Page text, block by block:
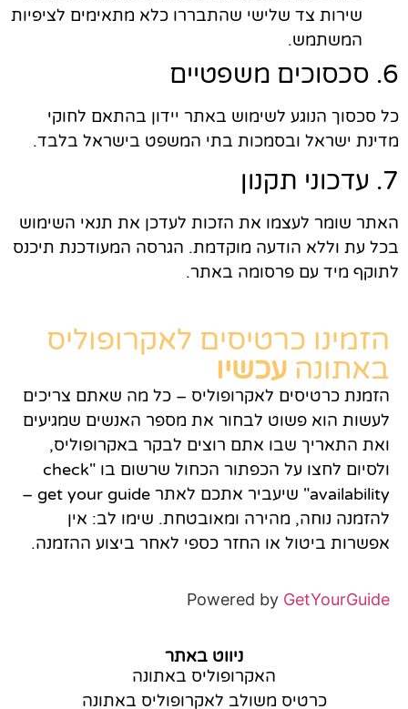
שירות צד שלישי שהתבררו כלא מתאימים לציפיות
המשתמש.
6. סכסוכים משפטיים
כל סכסוך הנוגע לשימוש באתר יידון בהתאם לחוקי
מדינת ישראל ובסמכות בתי המשפט בישראל בלבד.
7. עדכוני תקנון
האתר שומר לעצמו את הזכות לעדכן את תנאי השימוש
בכל עת וללא הודעה מוקדמת. הגרסה המעודכנת תיכנס
לתוקף מיד עם פרסומה באתר.
הזמינו כרטיסים לאקרופוליס
באתונה עכשיו
הזמנת כרטיסים לאקרופוליס – כל מה שאתם צריכים
לעשות הוא פשוט לבחור את מספר האנשים שמגיעים
ואת התאריך שבו אתם רוצים לבקר באקרופוליס,
ולסיום לחצו על הכפתור הכחול שרשום בו "check
availability" שיעביר אתכם לאתר get your guide –
להזמנה נוחה, מהירה ומאובטחת. שימו לב: אין
אפשרות ביטול או החזר כספי לאחר ביצוע ההזמנה.
Powered by GetYourGuide
ניווט באתר
האקרופוליס באתונה
כרטיס משולב לאקרופוליס באתונה